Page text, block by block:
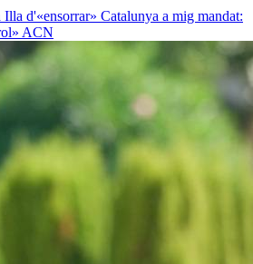
Illa d'«ensorrar» Catalunya a mig mandat:
ACN